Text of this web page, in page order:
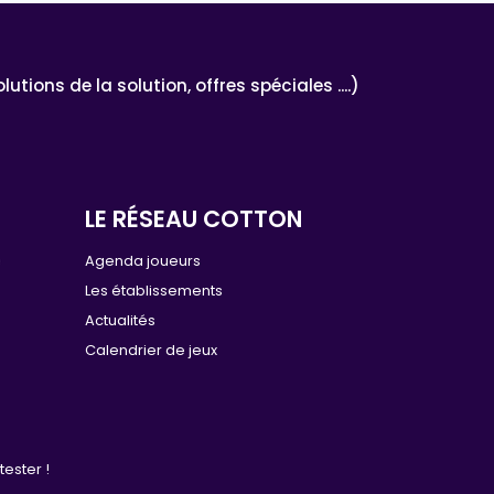
de la solution, offres spéciales ....)
!
LE RÉSEAU COTTON
Agenda joueurs
Les établissements
Actualités
Calendrier de jeux